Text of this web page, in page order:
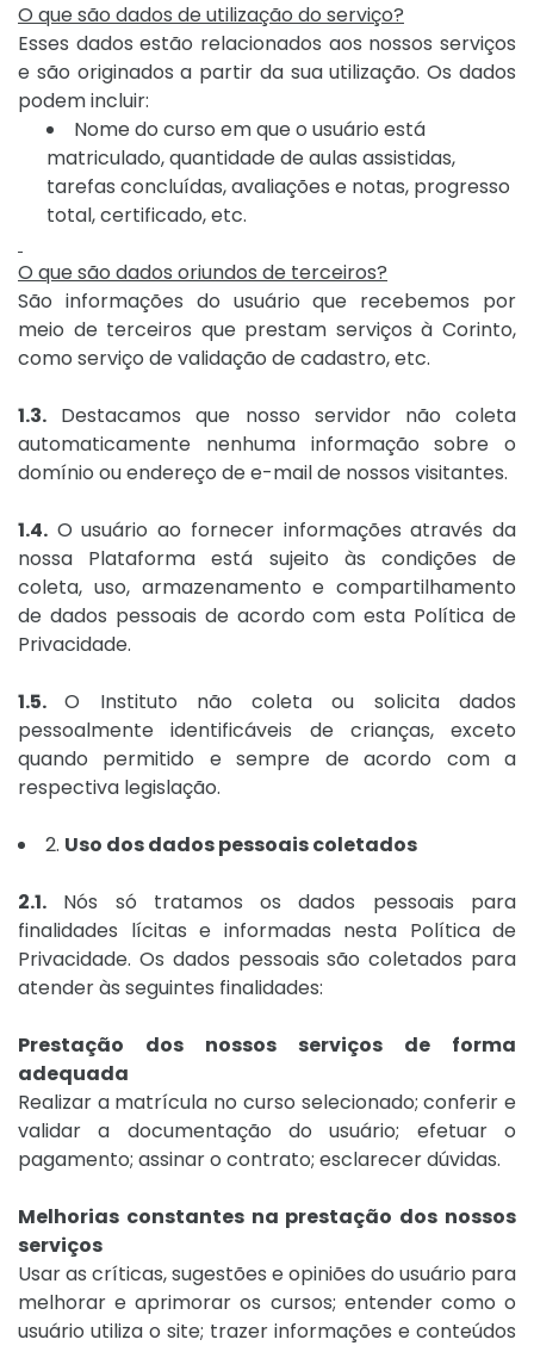
O que são dados de utilização do serviço?
Esses dados estão relacionados aos nossos serviços
e são originados a partir da sua utilização. Os dados
podem incluir:
Nome do curso em que o usuário está
matriculado, quantidade de aulas assistidas,
tarefas concluídas, avaliações e notas, progresso
total, certificado, etc.
O que são dados oriundos de terceiros?
São informações do usuário que recebemos por
meio de terceiros que prestam serviços à Corinto,
como serviço de validação de cadastro, etc.
1.3. Destacamos que nosso servidor não coleta
automaticamente nenhuma informação sobre o
domínio ou endereço de e-mail de nossos visitantes.
1.4. O usuário ao fornecer informações através da
nossa Plataforma está sujeito às condições de
coleta, uso, armazenamento e compartilhamento
de dados pessoais de acordo com esta Política de
Privacidade.
1.5.O Instituto não coleta ou solicita dados
pessoalmente identificáveis de crianças, exceto
quando permitido e sempre de acordo com a
respectiva legislação.
2. Uso dos dados pessoais coletados
2.1. Nós só tratamos os dados pessoais para
finalidades lícitas e informadas nesta Política de
Privacidade. Os dados pessoais são coletados para
atender às seguintes finalidades:
Prestação dos nossos serviços de forma
adequada
Realizar a matrícula no curso selecionado; conferir e
validar a documentação do usuário; efetuar o
pagamento; assinar o contrato; esclarecer dúvidas.
Melhorias constantes na prestação dos nossos
serviços
Usar as críticas, sugestões e opiniões do usuário para
melhorar e aprimorar os cursos; entender como o
usuário utiliza o site; trazer informações e conteúdos